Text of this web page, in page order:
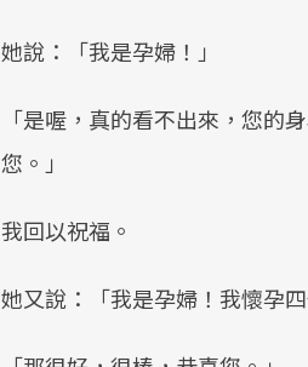
她說：「我是孕婦！」
「是喔，真的看不出來，您的
您。」
我回以祝福。
她又說：「我是孕婦！我懷孕四